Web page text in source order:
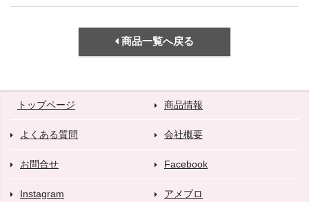
商品一覧へ戻る
トップページ 商品情報
よくある質問 会社概要
お問合せ Facebook
Instagram アメブロ